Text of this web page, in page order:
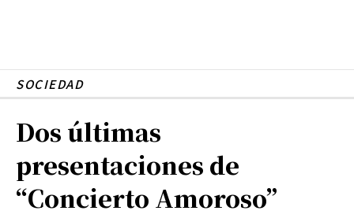
SOCIEDAD
Dos últimas
presentaciones de
“Concierto Amoroso”